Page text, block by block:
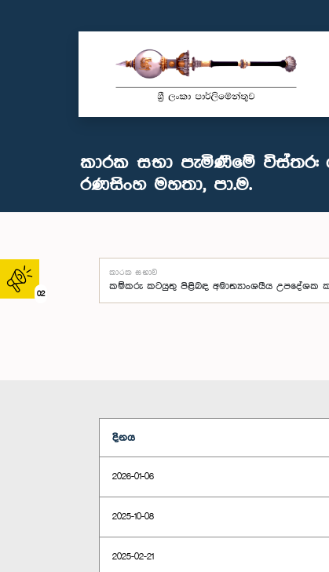
02
කාරක සභා පැමිණීමේ
රණසිංහ මහතා, පා.ම.
කාරක සභාව
දිනය
2026-01-06
2025-10-08
2025-02-21